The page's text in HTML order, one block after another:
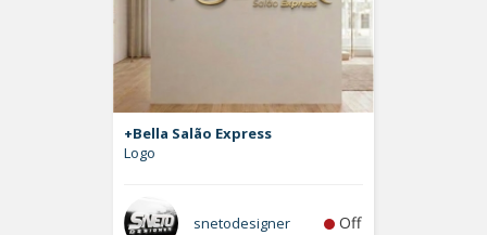
+Bella Salão Express
Logo
snetodesigner Off